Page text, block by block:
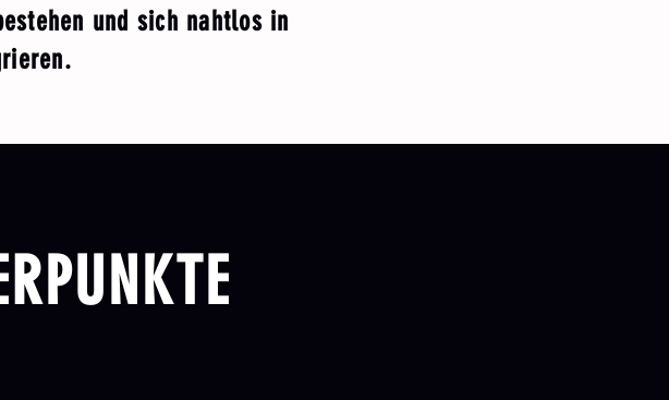
und sich nahtlos in